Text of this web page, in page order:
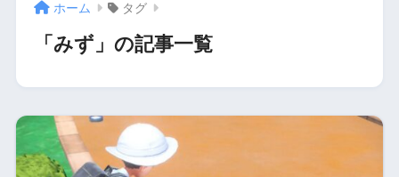
ホーム タグ
「みず」の記事一覧